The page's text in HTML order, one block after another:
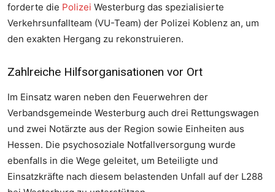
Foto: FF VG Westerburg
Foto: FF VG Westerburg
Foto: FF VG Westerburg
Foto: FF VG Westerburg
forderte die Polizei Westerburg das spezialisierte
Verkehrsunfallteam (VU-Team) der Polizei Koblenz an, um
den exakten Hergang zu rekonstruieren.
Zahlreiche Hilfsorganisationen vor Ort
Im Einsatz waren neben den Feuerwehren der
Verbandsgemeinde Westerburg auch drei Rettungswagen
und zwei Notärzte aus der Region sowie Einheiten aus
Hessen. Die psychosoziale Notfallversorgung wurde
ebenfalls in die Wege geleitet, um Beteiligte und
Einsatzkräfte nach diesem belastenden Unfall auf der L288